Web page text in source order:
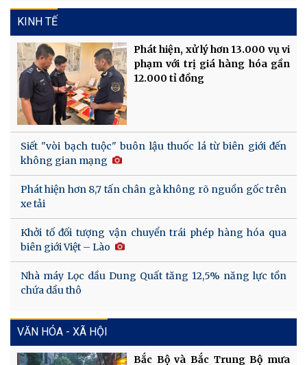
KINH TẾ
Phát hiện, xử lý hơn 13.000 vụ vi
phạm với trị giá hàng hóa gần
12.000 tỉ đồng
Siết "vòi bạch tuộc" buôn lậu thuốc lá từ biên giới đến
không gian mạng
Phát hiện hơn 8,7 tấn chân gà không rõ nguồn gốc trên
xe tải
Khởi tố đối tượng vận chuyển trái phép hàng hóa qua
biên giới Việt – Lào
Nhà máy Lọc dầu Dung Quất tăng 12,5% năng lực tồn
chứa dầu thô
VĂN HÓA - XÃ HỘI
Bắc Bộ và Bắc Trung Bộ mưa